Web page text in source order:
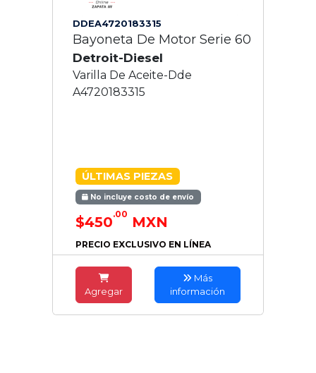
DDEA4720183315
Bayoneta De Motor Serie 60
Detroit-Diesel
Varilla De Aceite-Dde
A4720183315
ÚLTIMAS PIEZAS
No incluye costo de envío
$450.00 MXN
PRECIO EXCLUSIVO EN LÍNEA
Agregar
Más
información